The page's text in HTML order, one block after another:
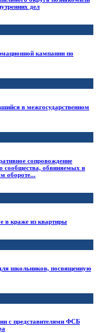
дел
кампании по
в межгосударственном
сопровождение
сообщества, обвиняемых в
обороте...
в краже из квартиры
школьников, посвященную
с представителями ФСБ